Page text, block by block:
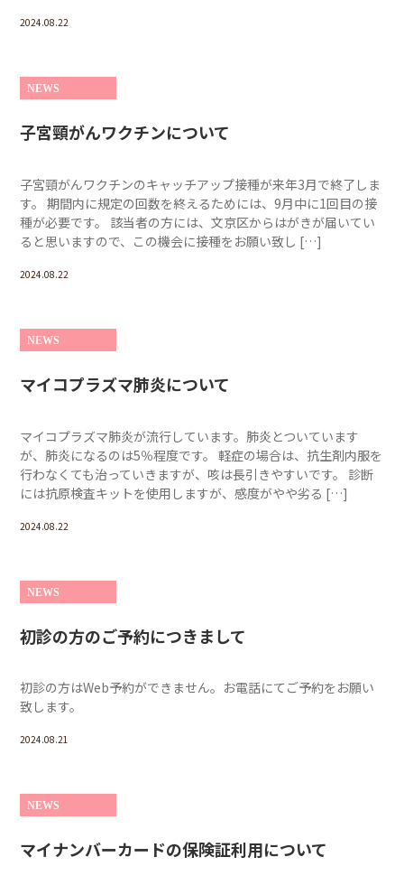
2024.08.22
NEWS
子宮頸がんワクチンについて
子宮頸がんワクチンのキャッチアップ接種が来年3月で終了しま
す。 期間内に規定の回数を終えるためには、9月中に1回目の接
種が必要です。 該当者の方には、文京区からはがきが届いてい
ると思いますので、この機会に接種をお願い致し […]
2024.08.22
NEWS
マイコプラズマ肺炎について
マイコプラズマ肺炎が流行しています。肺炎とついています
が、肺炎になるのは5％程度です。 軽症の場合は、抗生剤内服を
行わなくても治っていきますが、咳は長引きやすいです。 診断
には抗原検査キットを使用しますが、感度がやや劣る […]
2024.08.22
NEWS
初診の方のご予約につきまして
初診の方はWeb予約ができません。お電話にてご予約をお願い
致します。
2024.08.21
NEWS
マイナンバーカードの保険証利用について